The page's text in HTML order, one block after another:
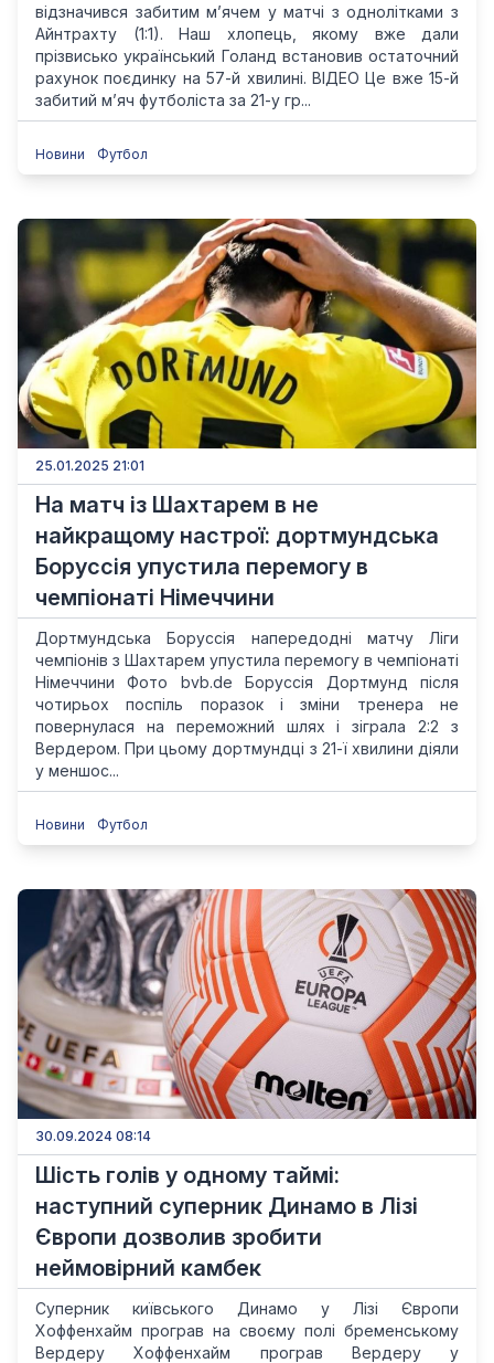
відзначився забитим м’ячем у матчі з однолітками з
Айнтрахту (1:1). Наш хлопець, якому вже дали
прізвисько український Голанд встановив остаточний
рахунок поєдинку на 57-й хвилині. ВІДЕО Це вже 15-й
забитий м’яч футболіста за 21-у гр...
Новини Футбол
25.01.2025 21:01
На матч із Шахтарем в не
найкращому настрої: дортмундська
Боруссія упустила перемогу в
чемпіонаті Німеччини
Дортмундська Боруссія напередодні матчу Ліги
чемпіонів з Шахтарем упустила перемогу в чемпіонаті
Німеччини Фото bvb.de Боруссія Дортмунд після
чотирьох поспіль поразок і зміни тренера не
повернулася на переможний шлях і зіграла 2:2 з
Вердером. При цьому дортмундці з 21-ї хвилини діяли
у меншос...
Новини Футбол
30.09.2024 08:14
Шість голів у одному таймі:
наступний суперник Динамо в Лізі
Європи дозволив зробити
неймовірний камбек
Суперник київського Динамо у Лізі Європи
Хоффенхайм програв на своєму полі бременському
Вердеру Хоффенхайм програв Вердеру у